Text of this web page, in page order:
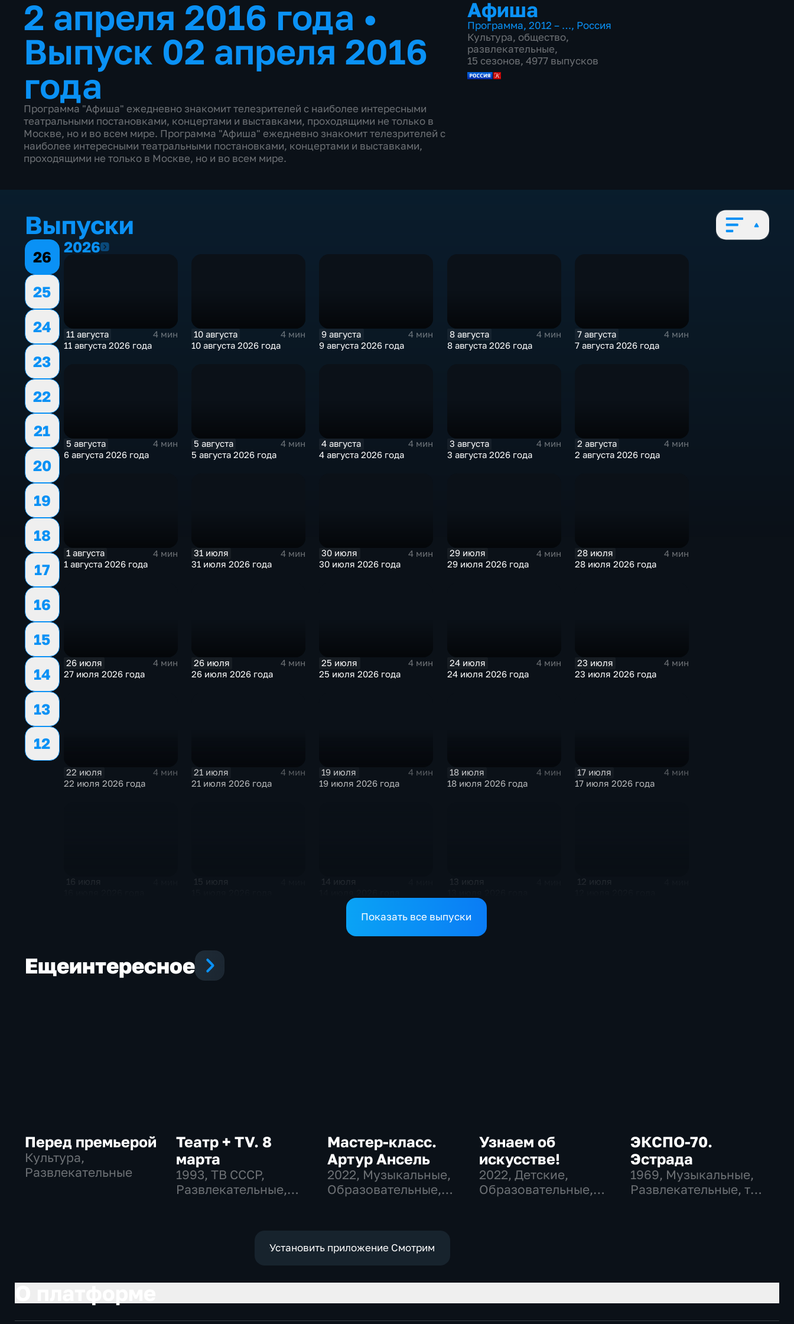
2 апреля 2016 года •
Выпуск 02 апреля 2016
года
Программа "Афиша" ежедневно знакомит телезрителей с наиболее интересными
театральными постановками, концертами и выставками, проходящими не только в
Москве, но и во всем мире. Программа "Афиша" ежедневно знакомит телезрителей с
наиболее интересными театральными постановками, концертами и выставками,
проходящими не только в Москве, но и во всем мире.
Афиша
Программа, 2012 – …, Россия
Культура, общество,
развлекательные,
15 сезонов, 4977 выпусков
Выпуски
26
25
24
23
22
21
20
19
18
17
16
15
14
13
12
20262026
11 августа
4 мин
11 августа 2026 года
10 августа
4 мин
10 августа 2026 года
9 августа
4 мин
9 августа 2026 года
8 августа
4 мин
8 августа 2026 года
7 августа
4 мин
7 августа 2026 года
5 августа
4 мин
6 августа 2026 года
5 августа
4 мин
5 августа 2026 года
4 августа
4 мин
4 августа 2026 года
3 августа
4 мин
3 августа 2026 года
2 августа
4 мин
2 августа 2026 года
1 августа
4 мин
1 августа 2026 года
31 июля
4 мин
31 июля 2026 года
30 июля
4 мин
30 июля 2026 года
29 июля
4 мин
29 июля 2026 года
28 июля
4 мин
28 июля 2026 года
26 июля
4 мин
27 июля 2026 года
26 июля
4 мин
26 июля 2026 года
25 июля
4 мин
25 июля 2026 года
24 июля
4 мин
24 июля 2026 года
23 июля
4 мин
23 июля 2026 года
22 июля
4 мин
22 июля 2026 года
21 июля
4 мин
21 июля 2026 года
19 июля
4 мин
19 июля 2026 года
18 июля
4 мин
18 июля 2026 года
17 июля
4 мин
17 июля 2026 года
16 июля 15 июля 14 июля 13 июля 12 июля
Показать все выпуски
Ещеинтересное
Перед премьерой
Культура,
Развлекательные
Театр + TV. 8
марта
1993, ТВ СССР,
Развлекательные,
Мастер-класс.
Артур Ансель
2022, Музыкальные,
Образовательные,
Узнаем об
искусстве!
2022, Детские,
Образовательные,
ЭКСПО-70.
Эстрада
1969, Музыкальные,
Развлекательные, тВ
Установить приложение Смотрим